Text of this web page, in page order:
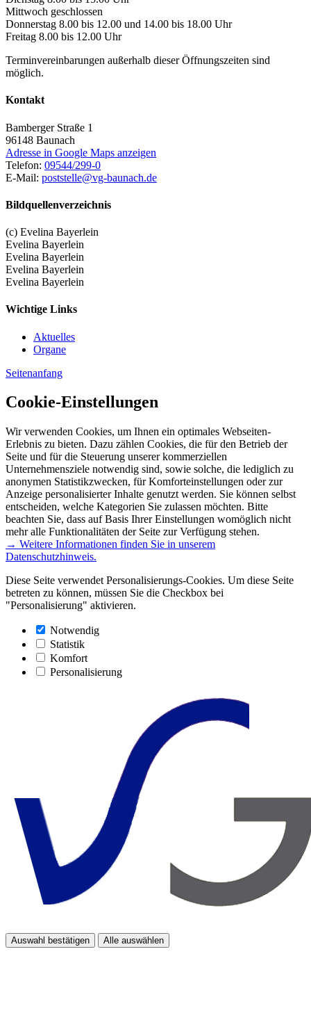
Mittwoch geschlossen
Donnerstag 8.00 bis 12.00 und 14.00 bis 18.00 Uhr
Freitag 8.00 bis 12.00 Uhr
Terminvereinbarungen außerhalb dieser Öffnungszeiten sind
möglich.
Kontakt
Bamberger Straße 1
96148 Baunach
Adresse in Google Maps anzeigen
Telefon: 09544/299-0
E-Mail: poststelle@vg-baunach.de
Bildquellenverzeichnis
(c) Evelina Bayerlein
Evelina Bayerlein
Evelina Bayerlein
Evelina Bayerlein
Evelina Bayerlein
Wichtige Links
Aktuelles
Organe
Seitenanfang
Cookie-Einstellungen
Wir verwenden Cookies, um Ihnen ein optimales Webseiten-
Erlebnis zu bieten. Dazu zählen Cookies, die für den Betrieb der
Seite und für die Steuerung unserer kommerziellen
Unternehmensziele notwendig sind, sowie solche, die lediglich zu
anonymen Statistikzwecken, für Komforteinstellungen oder zur
Anzeige personalisierter Inhalte genutzt werden. Sie können selbst
entscheiden, welche Kategorien Sie zulassen möchten. Bitte
beachten Sie, dass auf Basis Ihrer Einstellungen womöglich nicht
mehr alle Funktionalitäten der Seite zur Verfügung stehen.
→ Weitere Informationen finden Sie in unserem
Datenschutzhinweis.
Diese Seite verwendet Personalisierungs-Cookies. Um diese Seite
betreten zu können, müssen Sie die Checkbox bei
"Personalisierung" aktivieren.
Notwendig
Statistik
Komfort
Personalisierung
Auswahl bestätigen Alle auswählen